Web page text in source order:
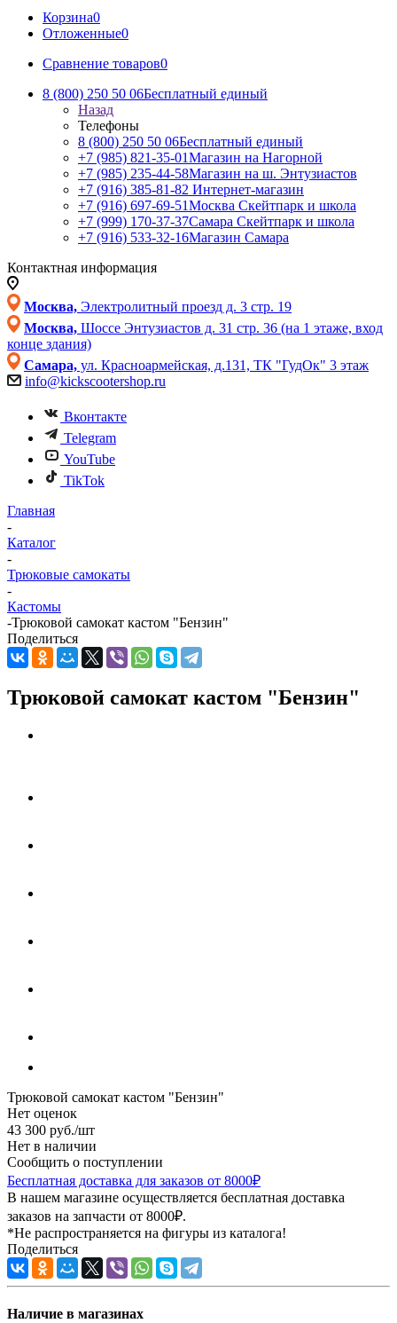
Корзина0
Отложенные0
Сравнение товаров0
8 (800) 250 50 06Бесплатный единый
Назад
Телефоны
8 (800) 250 50 06Бесплатный единый
+7 (985) 821-35-01Магазин на Нагорной
+7 (985) 235-44-58Магазин на ш. Энтузиастов
+7 (916) 385-81-82 Интернет-магазин
+7 (916) 697-69-51Москва Скейтпарк и школа
+7 (999) 170-37-37Самара Скейтпарк и школа
+7 (916) 533-32-16Магазин Самара
Контактная информация
Москва, Электролитный проезд д. 3 стр. 19
Москва, Шоссе Энтузиастов д. 31 стр. 36 (на 1 этаже, вход
конце здания)
Самара, ул. Красноармейская, д.131, ТК "ГудОк" 3 этаж
info@kickscootershop.ru
Вконтакте
Telegram
YouTube
TikTok
Главная
-
Каталог
-
Трюковые самокаты
-
Кастомы
-Трюковой самокат кастом "Бензин"
Поделиться
Трюковой самокат кастом "Бензин"
Трюковой самокат кастом "Бензин"
Нет оценок
43 300 руб./шт
Нет в наличии
Сообщить о поступлении
Бесплатная доставка для заказов от 8000₽
В нашем магазине осуществляется бесплатная доставка
заказов на запчасти от 8000₽.
*Не распространяется на фигуры из каталога!
Поделиться
Наличие в магазинах